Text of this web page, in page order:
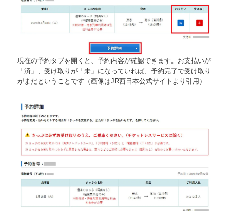
現在の予約タブを開くと、予約内容が確認できます。お支払いが
「済」、受け取りが「未」になっていれば、予約完了で受け取り
がまだということです（画像はJR西日本公式サイトより引用）